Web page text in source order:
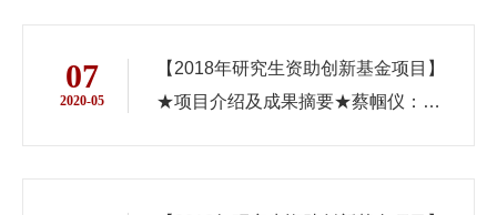
07
2020-05
【2018年研究生资助创新基金项目】
★项目介绍及成果摘要★蔡帼仪：